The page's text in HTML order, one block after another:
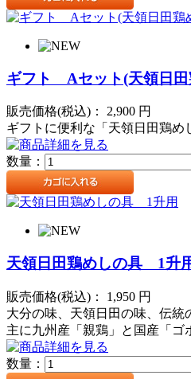
ギフト Aセット(天領日
販売価格(税込)： 2,900 円
ギフトに便利な「天領日田鶏
数量：
天領日田鶏めしの具 1升
販売価格(税込)： 1,950 円
大分の味、天領日田の味、伝統
主に九州産「親鶏」と国産「ゴ
数量：